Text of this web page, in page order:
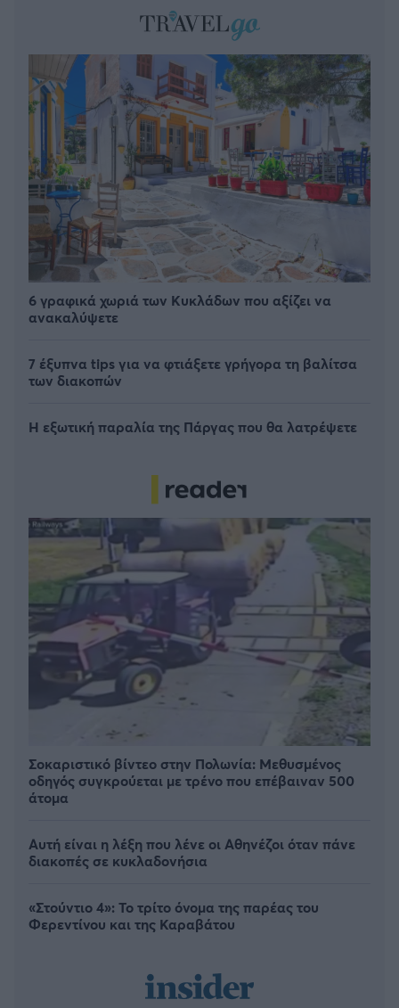
6 γραφικά χωριά των Κυκλάδων που αξίζει να
ανακαλύψετε
7 έξυπνα tips για να φτιάξετε γρήγορα τη βαλίτσα
των διακοπών
Η εξωτική παραλία της Πάργας που θα λατρέψετε
Σοκαριστικό βίντεο στην Πολωνία: Μεθυσμένος
οδηγός συγκρούεται με τρένο που επέβαιναν 500
άτομα
Αυτή είναι η λέξη που λένε οι Αθηνέζοι όταν πάνε
διακοπές σε κυκλαδονήσια
«Στούντιο 4»: Το τρίτο όνομα της παρέας του
Φερεντίνου και της Καραβάτου